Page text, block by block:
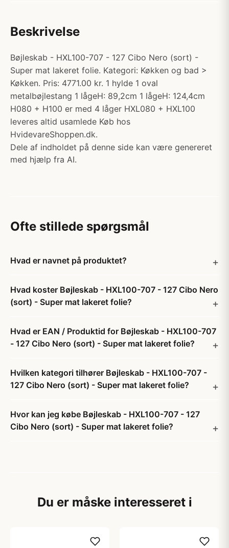
Beskrivelse
Bøjleskab - HXL100-707 - 127 Cibo Nero (sort) -
Super mat lakeret folie. Kategori: Køkken og bad >
Køkken. Pris: 4771.00 kr. 1 hylde 1 oval
metalbøjlestang 1 lågeH: 89,2cm 1 lågeH: 124,4cm
H080 + H100 er med 4 låger HXL080 + HXL100
leveres altid usamlede Køb hos
HvidevareShoppen.dk.
Dele af indholdet på denne side kan være genereret
med hjælp fra AI.
Ofte stillede spørgsmål
Hvad er navnet på produktet?
Hvad koster Bøjleskab - HXL100-707 - 127 Cibo Nero
(sort) - Super mat lakeret folie?
Hvad er EAN / Produktid for Bøjleskab - HXL100-707
- 127 Cibo Nero (sort) - Super mat lakeret folie?
Hvilken kategori tilhører Bøjleskab - HXL100-707 -
127 Cibo Nero (sort) - Super mat lakeret folie?
Hvor kan jeg købe Bøjleskab - HXL100-707 - 127
Cibo Nero (sort) - Super mat lakeret folie?
Du er måske interesseret i